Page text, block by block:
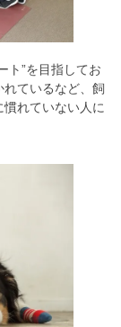
ト”を目指してお
れているなど、飼
れていない人に